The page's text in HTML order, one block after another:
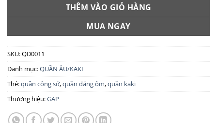
THÊM VÀO GIỎ HÀNG
MUA NGAY
SKU:QD0011
Danh mục:QUẦN ÂU/KAKI
Thẻ:quần công sở,quần dáng ôm,quần kaki
Thương hiệu:GAP